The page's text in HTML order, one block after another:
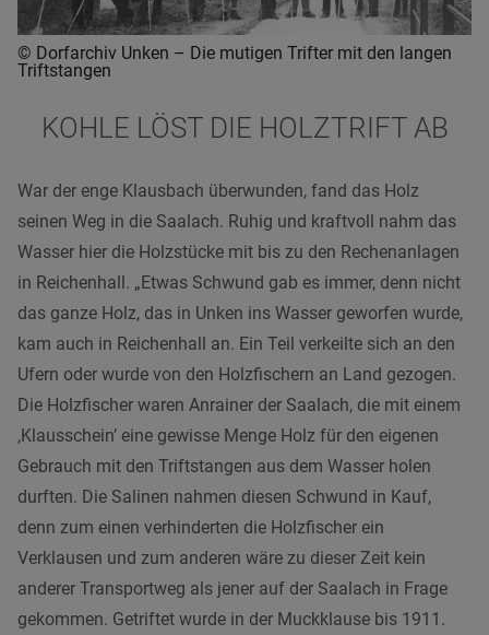
© Dorfarchiv Unken – Die mutigen Trifter mit den langen
Triftstangen
KOHLE LÖST DIE HOLZTRIFT AB
War der enge Klausbach überwunden, fand das Holz
seinen Weg in die Saalach. Ruhig und kraftvoll nahm das
Wasser hier die Holzstücke mit bis zu den Rechenanlagen
in Reichenhall. „Etwas Schwund gab es immer, denn nicht
das ganze Holz, das in Unken ins Wasser geworfen wurde,
kam auch in Reichenhall an. Ein Teil verkeilte sich an den
Ufern oder wurde von den Holzfischern an Land gezogen.
Die Holzfischer waren Anrainer der Saalach, die mit einem
,Klausschein’ eine gewisse Menge Holz für den eigenen
Gebrauch mit den Triftstangen aus dem Wasser holen
durften. Die Salinen nahmen diesen Schwund in Kauf,
denn zum einen verhinderten die Holzfischer ein
Verklausen und zum anderen wäre zu dieser Zeit kein
anderer Transportweg als jener auf der Saalach in Frage
gekommen. Getriftet wurde in der Muckklause bis 1911.